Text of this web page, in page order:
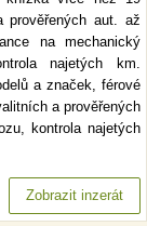
prověřených aut. až
na mechanický
najetých km.
a značek, férové
a prověřených
kontrola najetých
Zobrazit inzerát